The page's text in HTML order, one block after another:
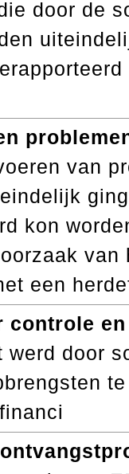
door de
van
kon
een
controle
door